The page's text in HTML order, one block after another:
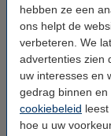
hebben ze een
ons helpt de
verbeteren. We
advertenties zien
uw interesses en
gedrag binnen
cookiebeleid
hoe u uw
heeft u ook
huis.
Als klant heeft u
inktpatronen en
Samsung
pagina's voor een
Heeft u nog
of andere